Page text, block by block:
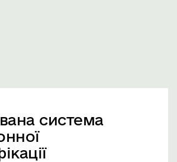
система